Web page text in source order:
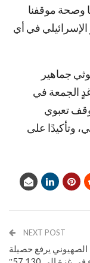
وصحة موقفنا
في أي
جماهير
الجمعة في
تعبوي
وتأكيدًا على
NEXT POST
الصهيوني يرفع حصيلة